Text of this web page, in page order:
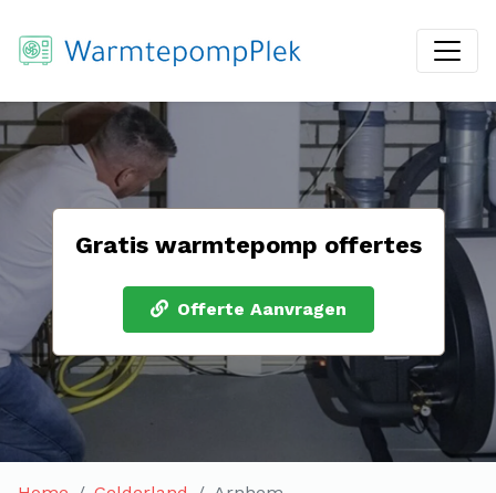
Gratis warmtepomp offertes
Offerte Aanvragen